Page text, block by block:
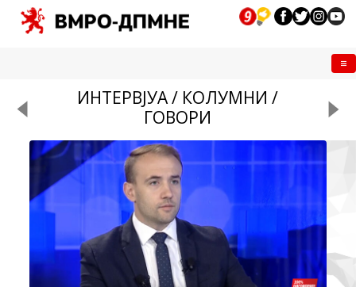
ИНТЕРВЈУА / КОЛУМНИ /
ГОВОРИ